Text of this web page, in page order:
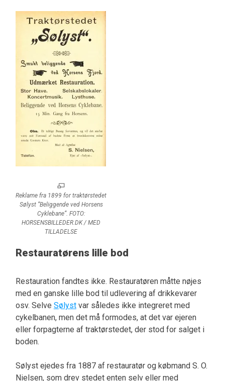
Reklame fra 1899 for traktørstedet
Sølyst ”Beliggende ved Horsens
Cyklebane”. FOTO:
HORSENSBILLEDER.DK / MED
TILLADELSE
Restauratørens lille bod
Restauration fandtes ikke. Restauratøren måtte nøjes
med en ganske lille bod til udlevering af drikkevarer
osv. Selve Sølystvar således ikke integreret med
cykelbanen, men det må formodes, at det var ejeren
eller forpagterne af traktørstedet, der stod for salget i
boden.
Sølyst ejedes fra 1887 af restauratør og købmand S. O.
Nielsen, som drev stedet enten selv eller med